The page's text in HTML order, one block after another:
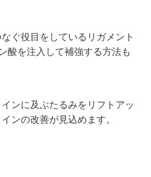
ぐ役目をしているリガメント
酸を注入して補強する方法も
ンに及ぶたるみをリフトアッ
ンの改善が見込めます。